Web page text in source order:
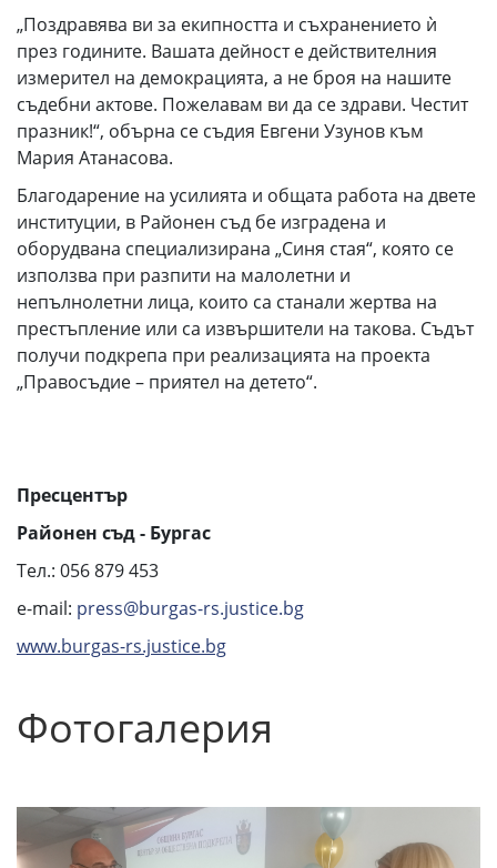
„Поздравява ви за екипността и съхранението ѝ
през годините. Вашата дейност е действителния
измерител на демокрацията, а не броя на нашите
съдебни актове. Пожелавам ви да се здрави. Честит
празник!“, обърна се съдия Евгени Узунов към
Мария Атанасова.
Благодарение на усилията и общата работа на двете
институции, в Районен съд бе изградена и
оборудвана специализирана „Синя стая“, която се
използва при разпити на малолетни и
непълнолетни лица, които са станали жертва на
престъпление или са извършители на такова. Съдът
получи подкрепа при реализацията на проекта
„Правосъдие – приятел на детето“.
Пресцентър
Районен съд - Бургас
Тел.: 056 879 453
e-mail: press@burgas-rs.justice.bg
www.burgas-rs.justice.bg
Фотогалерия